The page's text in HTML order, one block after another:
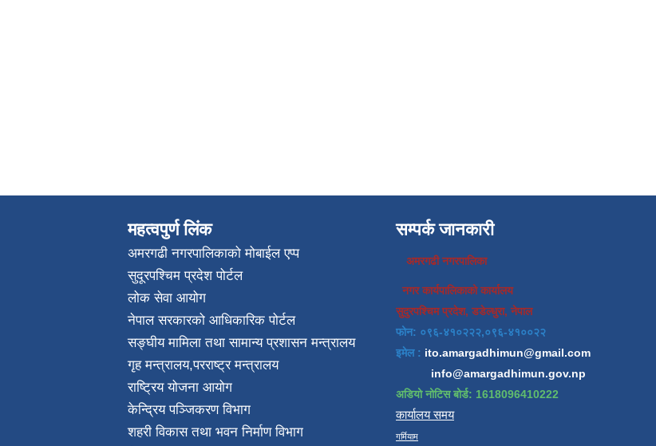
महत्वपुर्ण लिंक
अमरगढी नगरपालिकाको मोबाईल एप्प
सुदूरपश्चिम प्रदेश पोर्टल
लोक सेवा आयोग
नेपाल सरकारको आधिकारिक पोर्टल
सङ्घीय मामिला तथा सामान्य प्रशासन मन्त्रालय
गृह मन्त्रालय,परराष्ट्र मन्त्रालय
राष्ट्रिय योजना आयोग
केन्द्रिय पञ्जिकरण विभाग
शहरी विकास तथा भवन निर्माण विभाग
सम्पर्क जानकारी
अमरगढी नगरपालिका
नगर कार्यपालिकाको कार्यालय
सुदुरपश्चिम प्रदेश, डडेल्धुरा, नेपाल
फोन: ०९६-४१०२२२,०९६-४१००२२
इमेल : ito.amargadhimun@gmail.com
info@amargadhimun.gov.np
अडियो नोटिस बोर्ड: 1618096410222
कार्यालय समय
गर्मियाम